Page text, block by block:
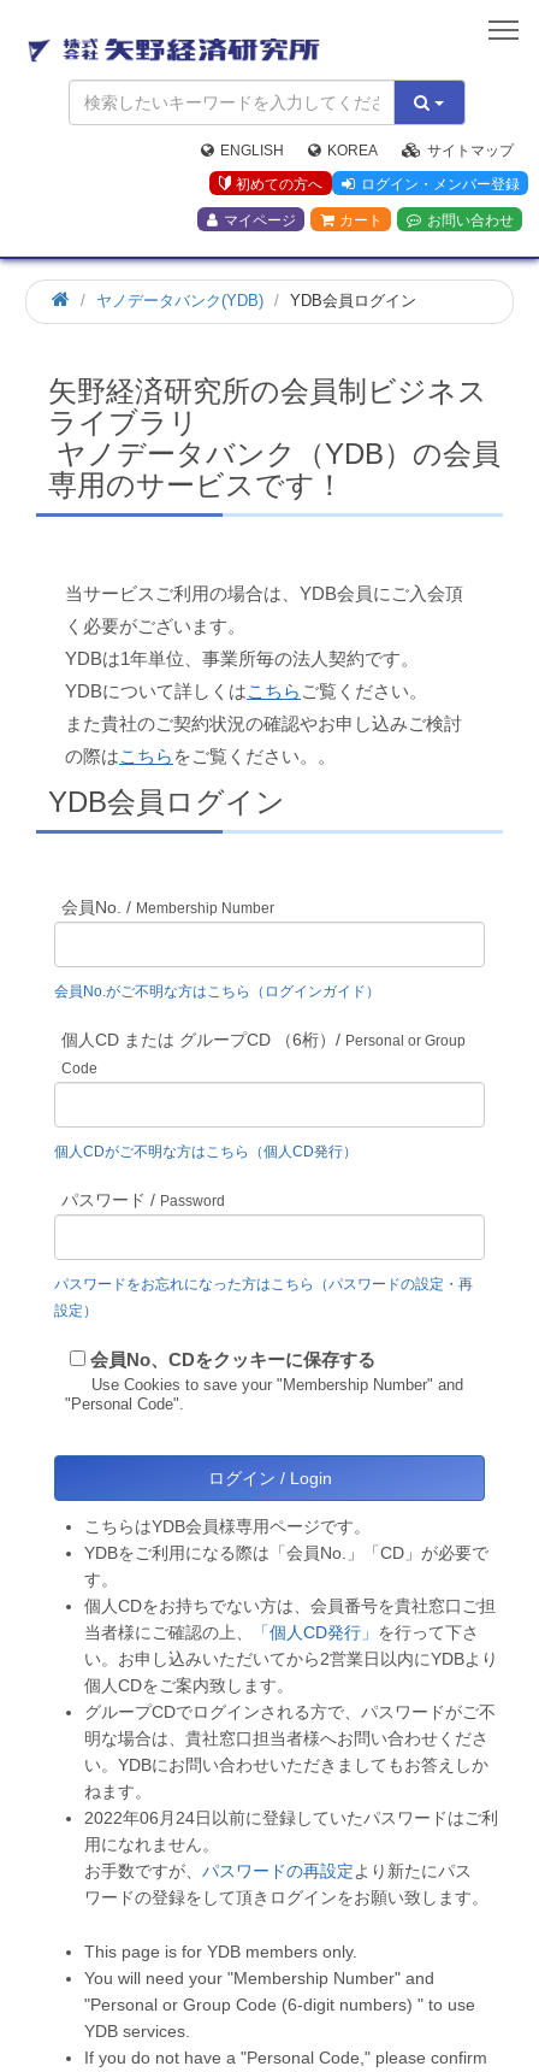
矢
野
経
済
研
究
所
ENGLISH KOREA
サイトマップ
初めての方へ
ログイン・メンバー登録
マイページ カート お問い合わせ
ホ
ー
ヤノデータバンク(YDB) YDB会員ログイン
矢野経済研究所の会員制ビジネス
ライブラリ
ヤノデータバンク（YDB）の会員
専用のサービスです！
当サービスご利用の場合は、YDB会員にご入会頂
く必要がございます。
YDBは1年単位、事業所毎の法人契約です。
YDBについて詳しくはこちら ご覧ください。
また貴社のご契約状況の確認やお申し込みご検討
の際はこちら をご覧ください。。
YDB会員ログイン
会員No. / Membership Number
会員No.がご不明な方はこちら（ログインガイド）
個人CD または グループCD （6桁）/ Personal or Group
Code
個人CDがご不明な方はこちら（個人CD発行）
パスワード / Password
パスワードをお忘れになった方はこちら（パスワードの設定・再
設定）
会員No、CDをクッキーに保存する
Use Cookies to save your "Membership Number" and
"Personal Code".
こちらはYDB会員様専用ページです。
YDBをご利用になる際は「会員No.」「CD」が必要で
す。
個人CDをお持ちでない方は、会員番号を貴社窓口ご担
当者様にご確認の上、
「個人CD発行」 を行って下さ
い。お申し込みいただいてから2営業日以内にYDBより
個人CDをご案内致します。
グループCDでログインされる方で、パスワードがご不
明な場合は、貴社窓口担当者様へお問い合わせくださ
い。YDBにお問い合わせいただきましてもお答えしか
ねます。
2022年06月24日以前に登録していたパスワードはご利
用になれません。
お手数ですが、 パスワードの再設定より新たにパス
ワードの登録をして頂きログインをお願い致します。
This page is for YDB members only.
You will need your "Membership Number" and
"Personal or Group Code (6-digit numbers) " to use
YDB services.
If you do not have a "Personal Code," please confirm